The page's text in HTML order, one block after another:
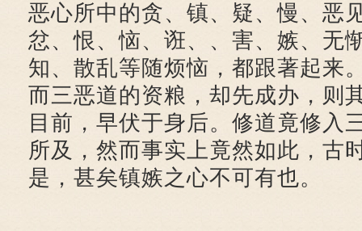
恶心所中的贪、镇、疑、慢、恶
忿、恨、恼、诳、、害、嫉、无
知、散乱等随烦恼，都跟著起来
而三恶道的资粮，却先成办，则
目前，早伏于身后。修道竟修入
所及，然而事实上竟然如此，古
是，甚矣镇嫉之心不可有也。